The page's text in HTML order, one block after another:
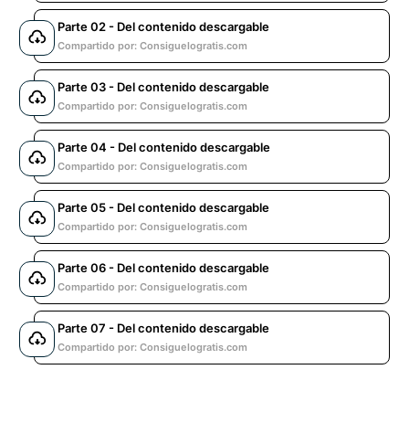
Parte 02 - Del contenido descargable
Compartido por: Consiguelogratis.com
Parte 03 - Del contenido descargable
Compartido por: Consiguelogratis.com
Parte 04 - Del contenido descargable
Compartido por: Consiguelogratis.com
Parte 05 - Del contenido descargable
Compartido por: Consiguelogratis.com
Parte 06 - Del contenido descargable
Compartido por: Consiguelogratis.com
Parte 07 - Del contenido descargable
Compartido por: Consiguelogratis.com